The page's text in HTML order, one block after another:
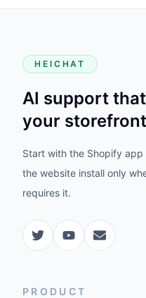
HEICHAT
AI support
your
Start with the Shopify
the website install only
requires it.
PRODUCT